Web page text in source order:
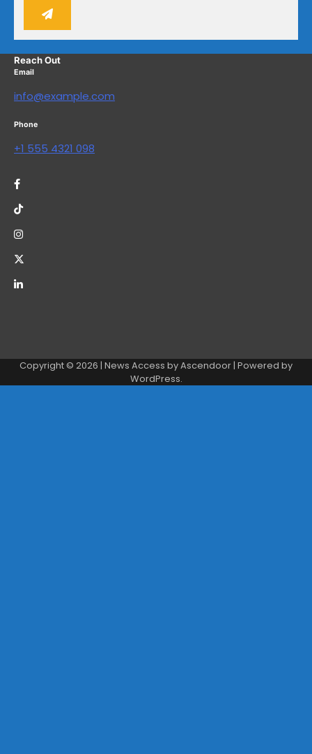
Reach Out
Email
info@example.com
Phone
+1 555 4321 098
Copyright © 2026 | News Access byAscendoor | Powered by
WordPress.